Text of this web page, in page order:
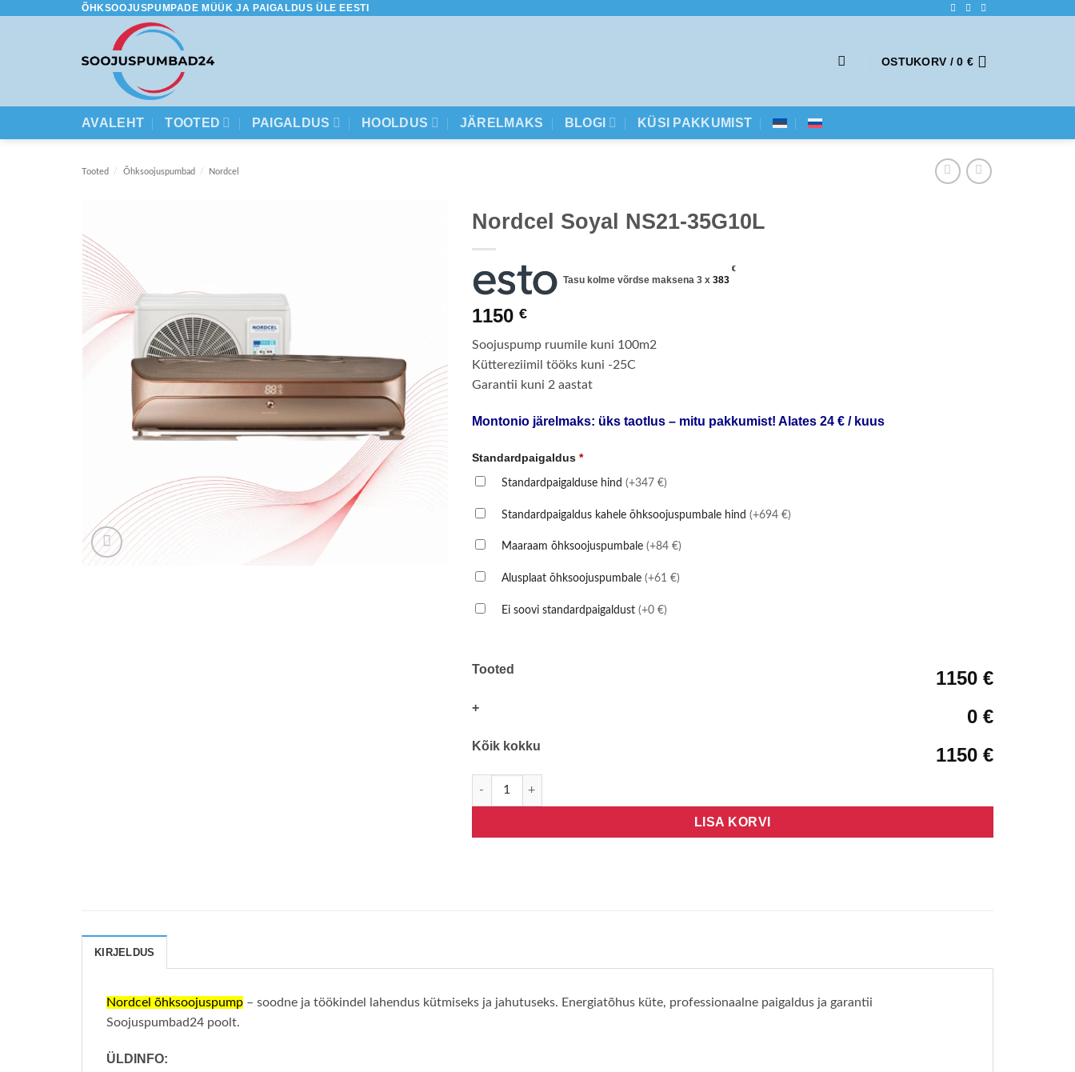
ÕHKSOOJUSPUMPADE MÜÜK JA PAIGALDUS ÜLE EESTI
OSTUKORV /0 €
AVALEHT TOOTED PAIGALDUS HOOLDUS JÄRELMAKS BLOGI KÜSI PAKKUMIST
Tooted / Õhksoojuspumbad / Nordcel
Nordcel Soyal NS21-35G10L
Tasu kolme võrdse maksena 3 x 383
€
1150 €
Soojuspump ruumile kuni 100m2
Küttereziimil tööks kuni -25C
Garantii kuni 2 aastat
Montonio järelmaks: üks taotlus – mitu pakkumist! Alates 24 € / kuus
Standardpaigaldus *
Standardpaigalduse hind (+347 €)
Standardpaigaldus kahele õhksoojuspumbale hind (+694 €)
Maaraam õhksoojuspumbale (+84 €)
Alusplaat õhksoojuspumbale (+61 €)
Ei soovi standardpaigaldust (+0 €)
Tooted 1150 €
+ 0 €
Kõik kokku 1150 €
Nordcel Soyal NS21-35G10L kogus
LISA KORVI
KIRJELDUS
Nordcel õhksoojuspump – soodne ja töökindel lahendus kütmiseks ja jahutuseks. Energiatõhus küte, professionaalne paigaldus ja garantii
Soojuspumbad24 poolt.
ÜLDINFO: